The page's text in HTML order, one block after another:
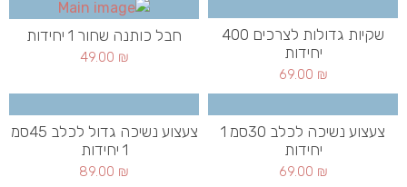
שקיות גדולות לצרכים 400
יחידות
69.00 ₪
חבל כותנה שחור 1 יחידות
49.00 ₪
צעצוע נשיכה לכלב 30סמ 1
יחידות
69.00 ₪
צעצוע נשיכה גדול לכלב 45סמ
1 יחידות
89.00 ₪